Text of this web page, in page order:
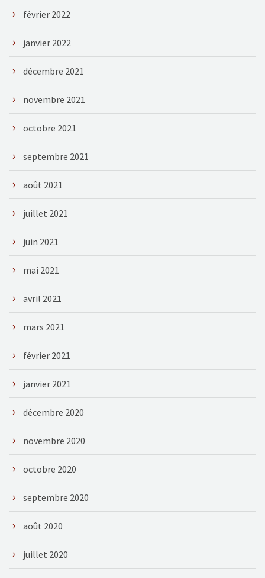
février 2022
janvier 2022
décembre 2021
novembre 2021
octobre 2021
septembre 2021
août 2021
juillet 2021
juin 2021
mai 2021
avril 2021
mars 2021
février 2021
janvier 2021
décembre 2020
novembre 2020
octobre 2020
septembre 2020
août 2020
juillet 2020